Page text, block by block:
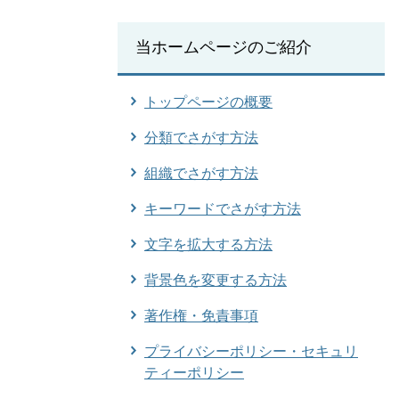
当ホームページのご紹介
トップページの概要
分類でさがす方法
組織でさがす方法
キーワードでさがす方法
文字を拡大する方法
背景色を変更する方法
著作権・免責事項
プライバシーポリシー・セキュリ
ティーポリシー